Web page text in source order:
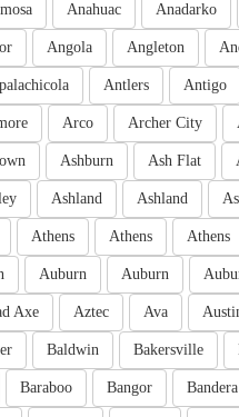
Anadarko
Anahuac
Angleton
Angola
Antigo
Antlers
Archer City
Arco
Ash Flat
Ashburn
Ashland
Ashland
Athens
Athens
Athens
Auburn
Auburn
Ava
Aztec
Axe
Bakersville
Baldwin
Bandera
Bangor
Baraboo